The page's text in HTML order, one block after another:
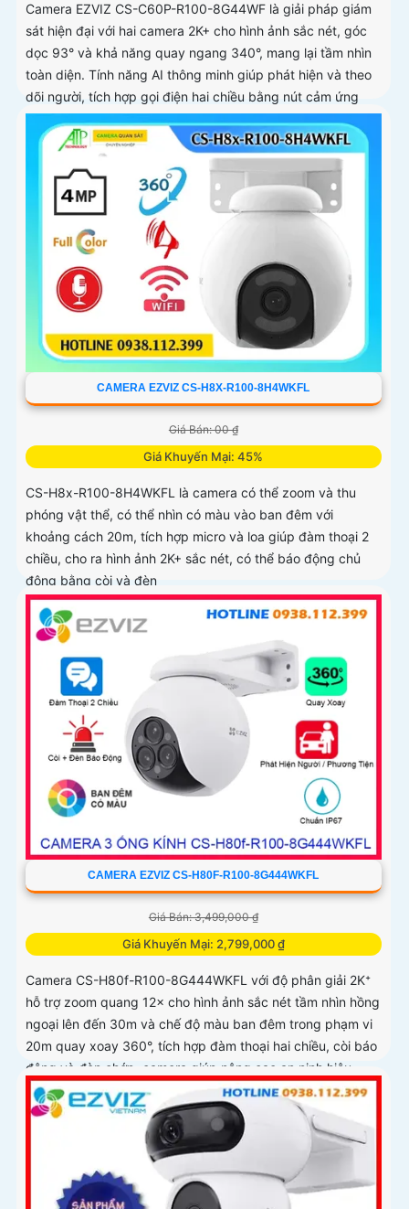
Camera EZVIZ CS-C60P-R100-8G44WF là giải pháp giám
sát hiện đại với hai camera 2K+ cho hình ảnh sắc nét, góc
dọc 93° và khả năng quay ngang 340°, mang lại tầm nhìn
toàn diện. Tính năng AI thông minh giúp phát hiện và theo
dõi người, tích hợp gọi điện hai chiều bằng nút cảm ứng
CAMERA EZVIZ CS-H8X-R100-8H4WKFL
Giá Bán: 00 ₫
Giá Khuyến Mại: 45%
CS-H8x-R100-8H4WKFL là camera có thể zoom và thu
phóng vật thể, có thể nhìn có màu vào ban đêm với
khoảng cách 20m, tích hợp micro và loa giúp đàm thoại 2
chiều, cho ra hình ảnh 2K+ sắc nét, có thể báo động chủ
động bằng còi và đèn
CAMERA EZVIZ CS-H80F-R100-8G444WKFL
Giá Bán: 3,499,000 ₫
Giá Khuyến Mại: 2,799,000 ₫
Camera CS-H80f-R100-8G444WKFL với độ phân giải 2K⁺
hỗ trợ zoom quang 12× cho hình ảnh sắc nét tầm nhìn hồng
ngoại lên đến 30m và chế độ màu ban đêm trong phạm vi
20m quay xoay 360°, tích hợp đàm thoại hai chiều, còi báo
động và đèn chớp, camera giúp nâng cao an ninh hiệu
quả. Đạt chuẩn IP67 có khả năng chống bụi, nước, đảm
bảo hoạt động ổn định trong mọi điều kiện thời tiết